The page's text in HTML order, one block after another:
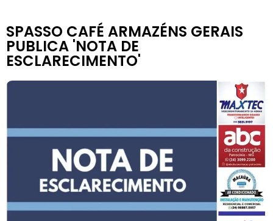
SPASSO CAFÉ ARMAZÉNS GERAIS
PUBLICA 'NOTA DE
ESCLARECIMENTO'